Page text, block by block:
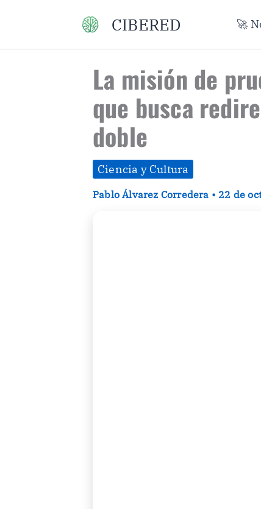
contenido
CIBERED 🚀
La misión de
que busca
doble
Ciencia y Cultura
Pablo Álvarez Corredera • 22 de